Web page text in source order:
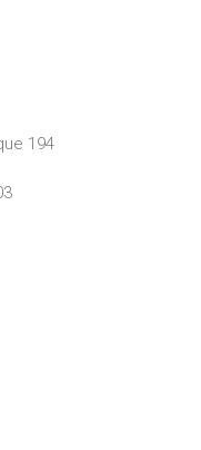
194